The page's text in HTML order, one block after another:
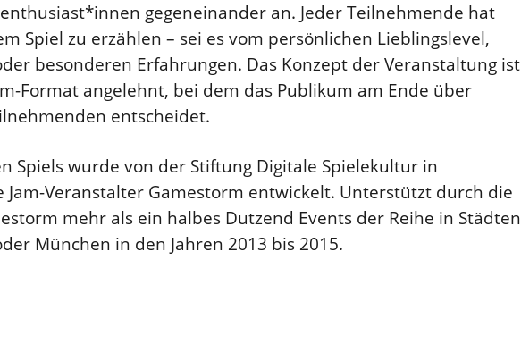
gegeneinander an. Jeder Teilnehmende hat
Spiel zu erzählen – sei es vom persönlichen Lieblingslevel,
besonderen Erfahrungen. Das Konzept der Veranstaltung ist
Format angelehnt, bei dem das Publikum am Ende über
entscheidet.
Spiels wurde von der Stiftung Digitale Spielekultur in
Veranstalter Gamestorm entwickelt. Unterstützt durch die
mehr als ein halbes Dutzend Events der Reihe in Städten
München in den Jahren 2013 bis 2015.